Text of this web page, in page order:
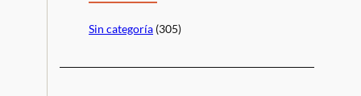
Sin categoría (305)